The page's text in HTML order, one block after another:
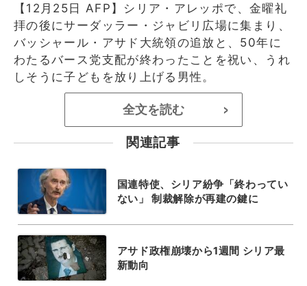
【12月25日 AFP】シリア・アレッポで、金曜礼
拝の後にサーダッラー・ジャビリ広場に集まり、
バッシャール・アサド大統領の追放と、50年に
わたるバース党支配が終わったことを祝い、うれ
しそうに子どもを放り上げる男性。
全文を読む >
関連記事
国連特使、シリア紛争「終わってい
ない」 制裁解除が再建の鍵に
アサド政権崩壊から1週間 シリア最
新動向